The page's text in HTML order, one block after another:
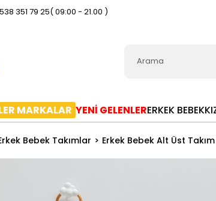
351 79 25( 09:00 - 21.00 )
MARKALAR YENİ GELENLERERKEK BEBEK
Bebek Takımlar Erkek Bebek Alt Üst Takım